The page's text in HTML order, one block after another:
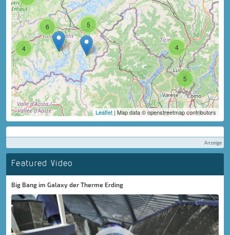
5
4
4
6 5
Leaflet | Map data © openstreetmap contributors
Anzeige
Featured Video
Big Bang im Galaxy der Therme Erding